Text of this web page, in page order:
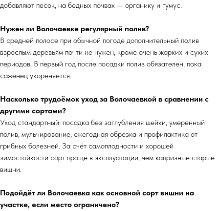
добавляют песок, на бедных почвах — органику и гумус.
Нужен ли Волочаевке регулярный полив?
В средней полосе при обычной погоде дополнительный полив
взрослым деревьям почти не нужен, кроме очень жарких и сухих
периодов. В первый год после посадки полив обязателен, пока
саженец укореняется.
Насколько трудоёмок уход за Волочаевкой в сравнении с
другими сортами?
Уход стандартный: посадка без заглубления шейки, умеренный
полив, мульчирование, ежегодная обрезка и профилактика от
грибных болезней. За счёт самоплодности и хорошей
зимостойкости сорт проще в эксплуатации, чем капризные старые
вишни.
Подойдёт ли Волочаевка как основной сорт вишни на
участке, если место ограничено?